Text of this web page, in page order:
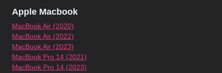
Apple Macbook
MacBook Air (2020)
MacBook Air (2022)
MacBook Air (2023)
MacBook Pro 14 (2021)
MacBook Pro 14 (2023)